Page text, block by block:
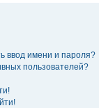
ввод имени и пароля?
пользователей?